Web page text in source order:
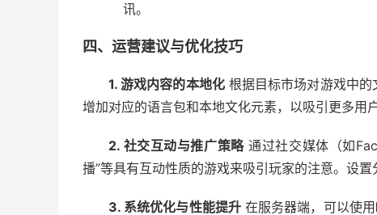
讯。
四、运营建议与优化技巧
1. 游戏内容的本地化根据目标市场对游戏中的
增加对应的语言包和本地文化元素，以吸引更多用户
2. 社交互动与推广策略通过社交媒体（如
播”等具有互动性质的游戏来吸引玩家的注意。设
3. 系统优化与性能提升在服务器端，可以使用